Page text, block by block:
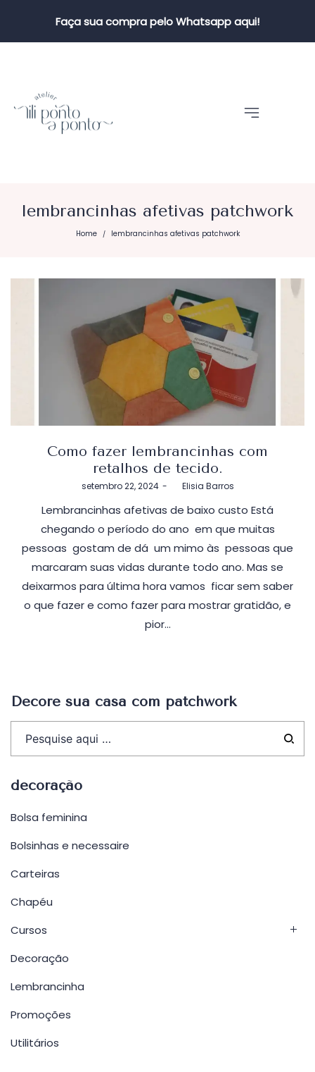
Faça sua compra pelo Whatsapp aqui!
lembrancinhas afetivas patchwork
Home / lembrancinhas afetivas patchwork
Como fazer lembrancinhas com
retalhos de tecido.
Postado
setembro 22, 2024 byElisia Barros
Lembrancinhas afetivas de baixo custo Está
chegando o período do ano em que muitas
pessoas gostam de dá um mimo às pessoas que
marcaram suas vidas durante todo ano. Mas se
deixarmos para última hora vamos ficar sem saber
o que fazer e como fazer para mostrar gratidão, e
pior…
Decore sua casa com patchwork
decoração
Bolsa feminina
Bolsinhas e necessaire
Carteiras
Chapéu
Cursos
Decoração
Lembrancinha
Promoções
Utilitários